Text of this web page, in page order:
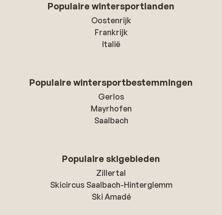
Populaire wintersportlanden
Oostenrijk
Frankrijk
Italië
Populaire wintersportbestemmingen
Gerlos
Mayrhofen
Saalbach
Populaire skigebieden
Zillertal
Skicircus Saalbach-Hinterglemm
Ski Amadé